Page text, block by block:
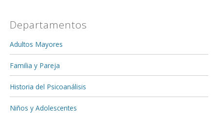
Departamentos
Adultos Mayores
Familia y Pareja
Historia del Psicoanálisis
Niños y Adolescentes